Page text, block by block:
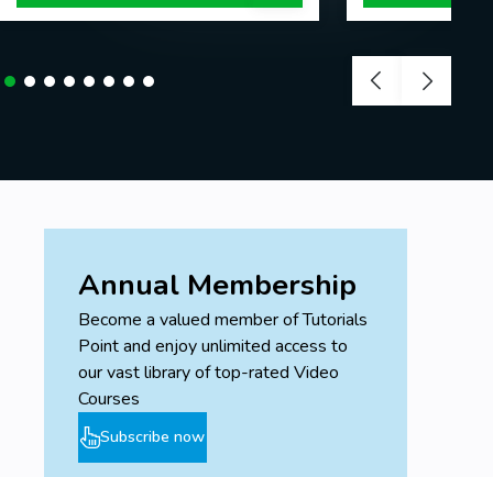
Annual Membership
Become a valued member of Tutorials
Point and enjoy unlimited access to
our vast library of top-rated Video
Courses
Subscribe now